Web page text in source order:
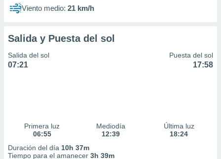
Viento medio: 21 km/h
Salida y Puesta del sol
Salida del sol
07:21
Puesta del sol
17:58
Primera luz
06:55
Mediodía
12:39
Última luz
18:24
Duración del día 10h 37m
Tiempo para el amanecer 3h 39m